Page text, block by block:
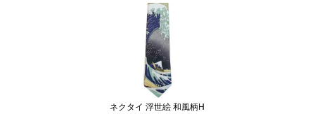
ネクタイ 浮世絵 和風柄H